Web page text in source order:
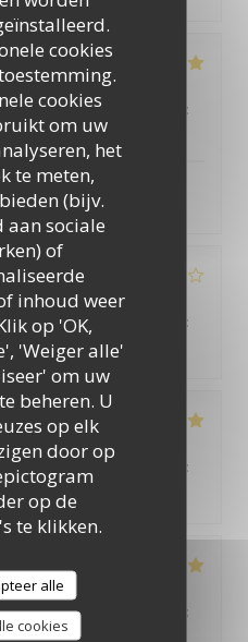
cookies
cookies
om uw
het
te meten,
(bijv.
aan sociale
of
inhoud weer
op 'OK,
'Weiger alle'
om uw
beheren. U
op elk
door op
op de
te klikken.
alle
cookies
Keuken: 5/5 Kwaliteit / Prijs
:
QUALITE
Keuken: 5/5 Kwaliteit / Prijs
:
Keuken Kwaliteit / Prijs
:
Keuken:5/5
: